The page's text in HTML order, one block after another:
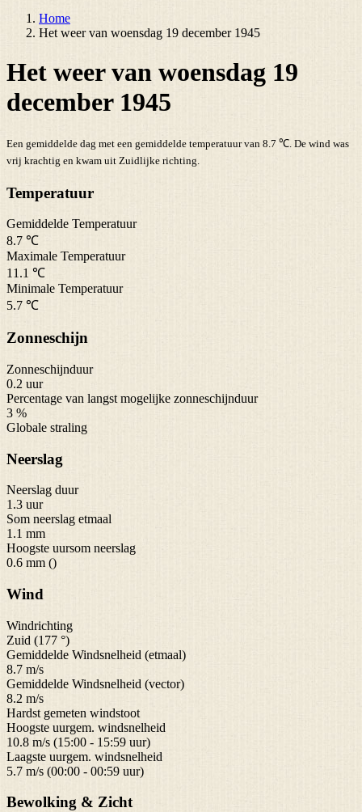
Home
Het weer van woensdag 19 december 1945
Het weer van woensdag 19
december 1945
Een gemiddelde dag met een gemiddelde temperatuur van 8.7 ℃. De wind was
vrij krachtig en kwam uit Zuidlijke richting.
Temperatuur
Gemiddelde Temperatuur
8.7 ℃
Maximale Temperatuur
11.1 ℃
Minimale Temperatuur
5.7 ℃
Zonneschijn
Zonneschijnduur
0.2 uur
Percentage van langst mogelijke zonneschijnduur
3 %
Globale straling
Neerslag
Neerslag duur
1.3 uur
Som neerslag etmaal
1.1 mm
Hoogste uursom neerslag
0.6 mm ()
Wind
Windrichting
Zuid (177 °)
Gemiddelde Windsnelheid (etmaal)
8.7 m/s
Gemiddelde Windsnelheid (vector)
8.2 m/s
Hardst gemeten windstoot
Hoogste uurgem. windsnelheid
10.8 m/s (15:00 - 15:59 uur)
Laagste uurgem. windsnelheid
5.7 m/s (00:00 - 00:59 uur)
Bewolking & Zicht